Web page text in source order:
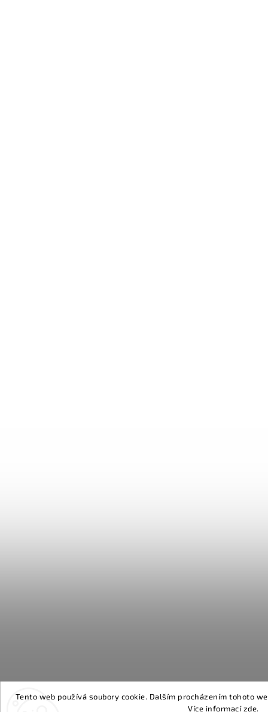
Tento web používá soubory cookie. Dalším procházením tohoto
Více informacízde.